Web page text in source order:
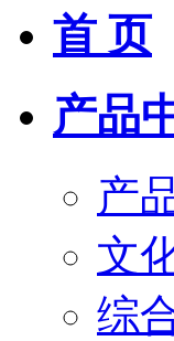
首 页
产品
产
文
综